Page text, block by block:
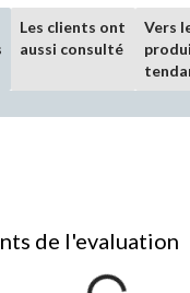
Les clients ont
aussi consulté
Vers
de l'evaluation